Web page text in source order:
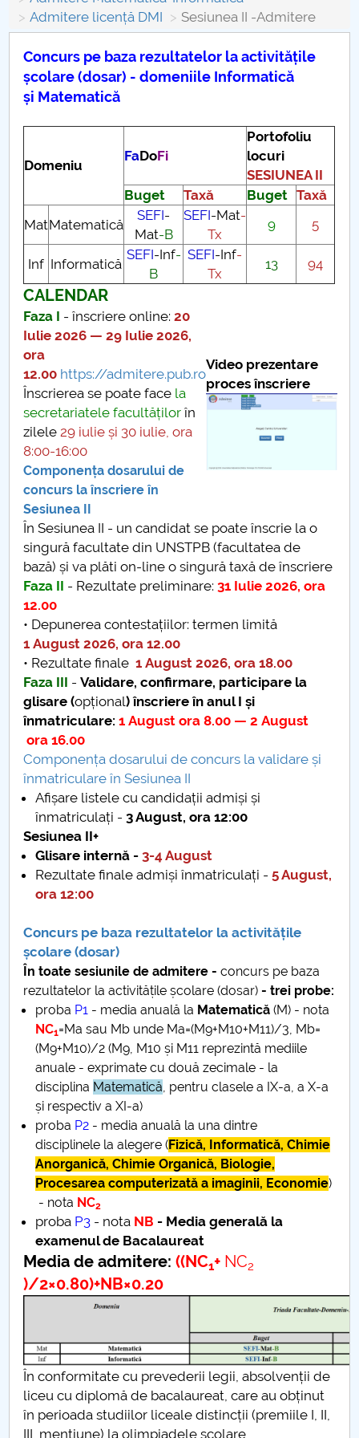
Informations sur l'admission
Sénat universitaire
STUDENTI CUP
Ghiduri pentru STUDENȚI
Relations publiques
Relations Internationales
PNRR
Proiect (PRIM STUD)
Proiect SU-ETIC
Protection des données personnelles
Université pour la communauté
Études doctorales
Comisie de etica unversitară
Evenimente CUP
Accesibilitate pentru studenții cu dizabilități
Raportul Conducerii Centrului Universitar Pitești
privind implementarea Planului Operațional 2020-
2024
Parteneri CUP
Centrul de Consiliere și Orientare în Carieră
Chestionar angajabilitate ALUMNI – UPB
CAR2026
MENIU CANTINA
Sesiunea I – Admitere anticipată - DMI
Sesiunea II -Admitere
Admitere licență DMI
Sesiunea II -Admitere
Concurs pe baza rezultatelor la activitățile
școlare (dosar) - domeniile Informatică
și Matematică
Domeniu
FaDoFi
Portofoliu
locuri
SESIUNEA II
Buget
Taxă Buget Taxă
MatMatematică
SEFI-
Mat-B
SEFI-Mat-
Tx
9 5
Inf Informatică
SEFI-Inf-
B
SEFI-Inf-
Tx
13 94
CALENDAR
Faza I - înscriere online:20
Iulie 2026 — 29 Iulie 2026,
ora
12.00 https://admitere.pub.ro
Înscrierea se poate face la
secretariatele facultăților în
zilele29 iulie și 30 iulie, ora
8:00-16:00
Componența dosarului de
concurs la înscriere în
Sesiunea II
Video prezentare
proces înscriere
În Sesiunea II - un candidat se poate înscrie la o
singură facultate din UNSTPB (facultatea de
bază) și va plăti on-line o singură taxă de înscriere
Faza II - Rezultate preliminare:31 Iulie 2026, ora
12.00
• Depunerea contestațiilor: termen limită
1 August 2026, ora 12.00
• Rezultate finale1 August 2026, ora 18.00
Faza III -Validare, confirmare, participare la
glisare (opțional) înscriere în anul I și
înmatriculare: 1 August ora 8.00 — 2 August
ora 16.00
Componența dosarului de concurs la validare și
înmatriculare în Sesiunea II
Afișare listele cu candidații admiși și
înmatriculați -3 August, ora 12:00
Sesiunea II+
Glisare internă -3-4 August
Rezultate finale admiși înmatriculați -5 August,
ora 12:00
Concurs pe baza rezultatelor la activitățile
școlare (dosar)
În toate sesiunile de admitere -concurs pe baza
rezultatelor la activitățile școlare (dosar) - trei probe:
proba P1 - media anuală la Matematică (M) - nota
NC1=Ma sau Mb unde Ma=(M9+M10+M11)/3, Mb=
(M9+M10)/2 (M9, M10 și M11 reprezintă mediile
anuale - exprimate cu două zecimale - la
disciplina Matematică, pentru clasele a IX-a, a X-a
și respectiv a XI-a)
proba P2 - media anuală la una dintre
disciplinele la alegere (Fizică, Informatică, Chimie
Anorganică, Chimie Organică, Biologie,
Procesarea computerizată a imaginii, Economie)
- nota NC2
proba P3 - nota NB - Media generală la
examenul de Bacalaureat
Media de admitere:((NC1+ NC2
)/2×0.80)+NB×0.20
În conformitate cu prevederii legii, absolvenții de
liceu cu diplomă de bacalaureat, care au obținut
în perioada studiilor liceale distincții (premiile I, II,
III, mențiune) la olimpiadele școlare